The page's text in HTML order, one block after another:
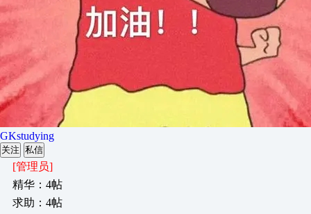
GKstudying
关注 私信
[管理员]
精华：4帖
求助：4帖